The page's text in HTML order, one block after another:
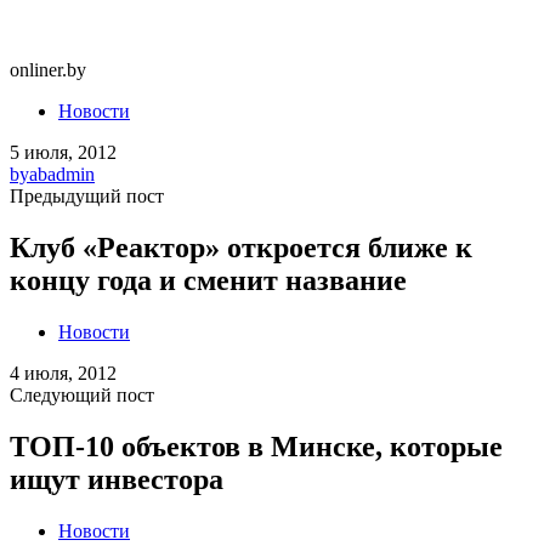
onliner.by
Новости
5 июля, 2012
byabadmin
Предыдущий пост
Клуб «Реактор» откроется ближе к
концу года и сменит название
Новости
4 июля, 2012
Следующий пост
ТОП-10 объектов в Минске, которые
ищут инвестора
Новости